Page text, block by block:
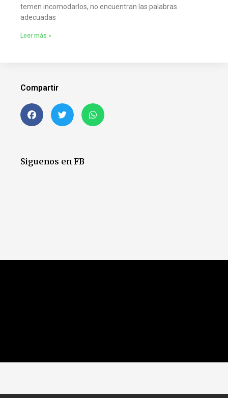
temen incomodarlos, no encuentran las palabras
adecuadas
Leer más »
Compartir
Siguenos en FB